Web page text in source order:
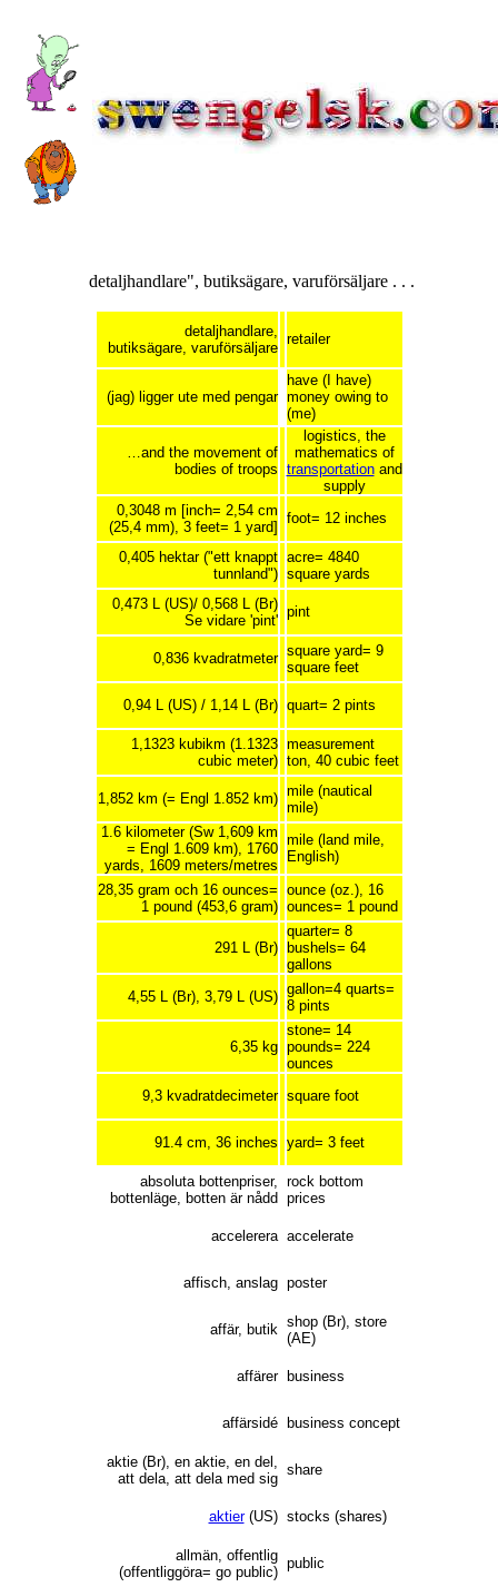
detaljhandlare", butiksägare, varuförsäljare . . .
detaljhandlare,
butiksägare, varuförsäljare
retailer
(jag) ligger ute med pengar
have (I have)
money owing to
(me)
…and the movement of
bodies of troops
logistics, the
mathematics of
transportationand
supply
0,3048 m [inch= 2,54 cm
(25,4 mm), 3 feet= 1 yard]
foot= 12 inches
0,405 hektar ("ett knappt
tunnland")
acre= 4840
square yards
0,473 L (US)/ 0,568 L (Br)
Se vidare 'pint'
pint
0,836 kvadratmeter square yard= 9
square feet
0,94 L (US) / 1,14 L (Br) quart= 2 pints
1,1323 kubikm (1.1323
cubic meter)
measurement
ton, 40 cubic feet
1,852 km (= Engl 1.852 km) mile (nautical
mile)
1.6 kilometer (Sw 1,609 km
= Engl 1.609 km), 1760
yards, 1609 meters/metres
mile (land mile,
English)
28,35 gram och 16 ounces=
1 pound (453,6 gram)
ounce (oz.), 16
ounces= 1 pound
291 L (Br)
quarter= 8
bushels= 64
gallons
4,55 L (Br), 3,79 L (US) gallon=4 quarts=
8 pints
6,35 kg
stone= 14
pounds= 224
ounces
9,3 kvadratdecimeter square foot
91.4 cm, 36 inches yard= 3 feet
absoluta bottenpriser,
bottenläge, botten är nådd
rock bottom
prices
accelerera accelerate
affisch, anslag poster
affär, butik shop (Br), store
(AE)
affärer business
affärsidé business concept
aktie (Br), en aktie, en del,
att dela, att dela med sig
share
aktier(US) stocks (shares)
allmän, offentlig
(offentliggöra= go public)
public